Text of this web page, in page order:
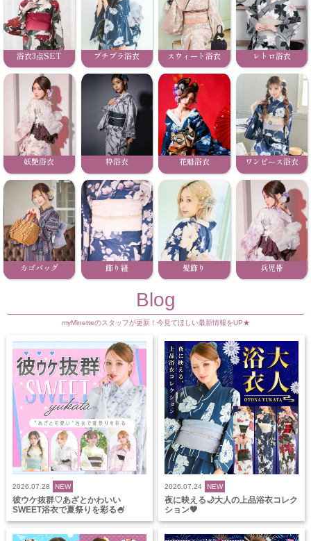
浴衣3点SET プチプラ浴衣 スウィート浴衣 レトロ浴衣
妖艶浴衣 粋浴衣 花魁浴衣 ワンピース浴衣
カゴバッグ 飾り紐 髪飾り 兵児帯
Blog
myMinetteのスタッフが更新！今見てほしい最新情報をUP★
2026.07.28 NEW
彼ウケ抜群♡あざとかわいい
SWEET浴衣で夏祭りを彩る🍧
2026.07.24 NEW
夜に映える🌙大人の上品浴衣コレク
ション🖤